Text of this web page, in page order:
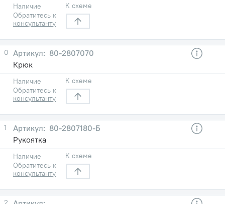
Наличие
Обратитесь к
консультанту
К схеме
0
80-2807070
Крюк
Наличие
Обратитесь к
консультанту
К схеме
1
80-2807180-Б
Рукоятка
Наличие
Обратитесь к
консультанту
К схеме